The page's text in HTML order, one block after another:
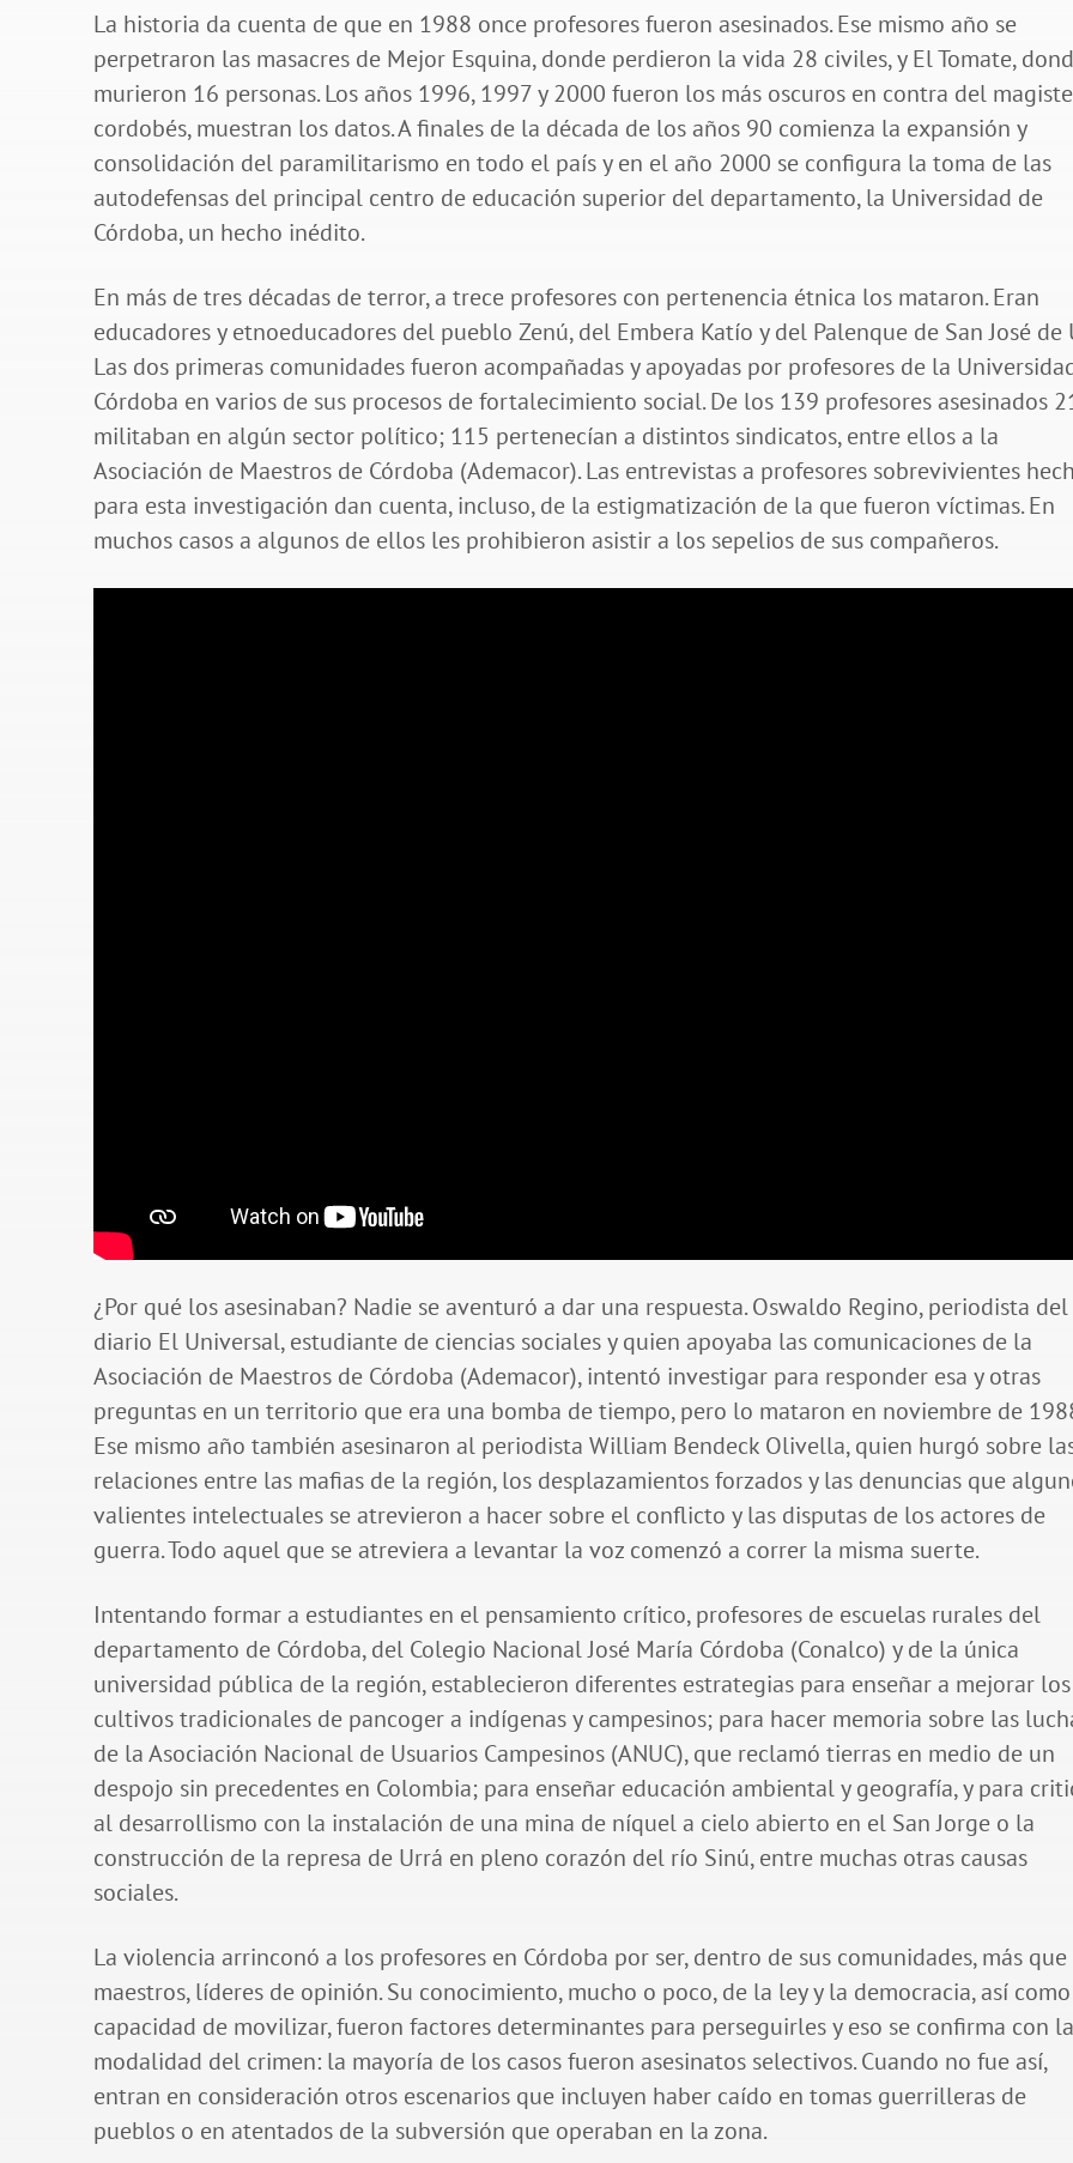
La historia da cuenta de que en 1988 once profesores fueron asesinados. Ese mismo año se
perpetraron las masacres de Mejor Esquina, donde perdieron la vida 28 civiles, y El Tomate,
murieron 16 personas. Los años 1996, 1997 y 2000 fueron los más oscuros en contra del
cordobés, muestran los datos. A finales de la década de los años 90 comienza la expansión y
consolidación del paramilitarismo en todo el país y en el año 2000 se configura la toma de las
autodefensas del principal centro de educación superior del departamento, la Universidad de
Córdoba, un hecho inédito.
En más de tres décadas de terror, a trece profesores con pertenencia étnica los mataron. Eran
educadores y etnoeducadores del pueblo Zenú, del Embera Katío y del Palenque de San José de
Las dos primeras comunidades fueron acompañadas y apoyadas por profesores de la
Córdoba en varios de sus procesos de fortalecimiento social. De los 139 profesores asesinados
militaban en algún sector político; 115 pertenecían a distintos sindicatos, entre ellos a la
Asociación de Maestros de Córdoba (Ademacor). Las entrevistas a profesores sobrevivientes
para esta investigación dan cuenta, incluso, de la estigmatización de la que fueron víctimas. En
muchos casos a algunos de ellos les prohibieron asistir a los sepelios de sus compañeros.
¿Por qué los asesinaban? Nadie se aventuró a dar una respuesta. Oswaldo Regino, periodista del
diario El Universal, estudiante de ciencias sociales y quien apoyaba las comunicaciones de la
Asociación de Maestros de Córdoba (Ademacor), intentó investigar para responder esa y otras
preguntas en un territorio que era una bomba de tiempo, pero lo mataron en noviembre de
Ese mismo año también asesinaron al periodista William Bendeck Olivella, quien hurgó sobre
relaciones entre las mafias de la región, los desplazamientos forzados y las denuncias que
valientes intelectuales se atrevieron a hacer sobre el conflicto y las disputas de los actores de
guerra. Todo aquel que se atreviera a levantar la voz comenzó a correr la misma suerte.
Intentando formar a estudiantes en el pensamiento crítico, profesores de escuelas rurales del
departamento de Córdoba, del Colegio Nacional José María Córdoba (Conalco) y de la única
universidad pública de la región, establecieron diferentes estrategias para enseñar a mejorar los
cultivos tradicionales de pancoger a indígenas y campesinos; para hacer memoria sobre las
de la Asociación Nacional de Usuarios Campesinos (ANUC), que reclamó tierras en medio de un
despojo sin precedentes en Colombia; para enseñar educación ambiental y geografía, y para
al desarrollismo con la instalación de una mina de níquel a cielo abierto en el San Jorge o la
construcción de la represa de Urrá en pleno corazón del río Sinú, entre muchas otras causas
sociales.
La violencia arrinconó a los profesores en Córdoba por ser, dentro de sus comunidades, más que
maestros, líderes de opinión. Su conocimiento, mucho o poco, de la ley y la democracia, así
capacidad de movilizar, fueron factores determinantes para perseguirles y eso se confirma con
modalidad del crimen: la mayoría de los casos fueron asesinatos selectivos. Cuando no fue así,
entran en consideración otros escenarios que incluyen haber caído en tomas guerrilleras de
pueblos o en atentados de la subversión que operaban en la zona.